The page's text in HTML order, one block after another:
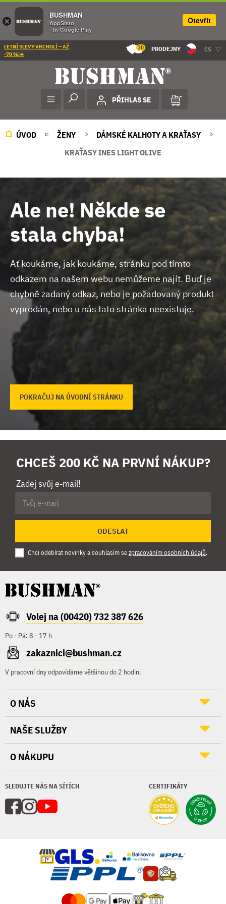
LETNÍ SLEVY VRCHOLÍ – AŽ
-70 %!☀️
30 PRODEJNY CS
PŘIHLAS SE
ÚVOD ŽENY
DÁMSKÉ KALHOTY A KRAŤASY
KRAŤASY INES LIGHT OLIVE
Ale ne! Někde se
stala chyba!
Ať koukáme, jak koukáme, stránku pod tímto
odkazem na našem webu nemůžeme najít. Buď je
chybně zadaný odkaz, nebo je požadovaný produkt
vyprodán, nebo u nás tato stránka neexistuje.
POKRAČUJ NA ÚVODNÍ STRÁNKU
CHCEŠ 200 KČ NA PRVNÍ NÁKUP?
Zadej svůj e-mail!
ODESLAT
Chci odebírat novinky a souhlasím sezpracováním osobních údajů.
Volej na (00420) 732 387 626
Po - Pá: 8 - 17 h
zakaznici@bushman.cz
V pracovní dny odpovídáme většinou do 2 hodin.
SLEDUJTE NÁS NA SÍTÍCH CERTIFIKÁTY
O NÁS
NAŠE SLUŽBY
O NÁKUPU
×
BUSHMAN
AppSisto
- In Google Play
Otevřít